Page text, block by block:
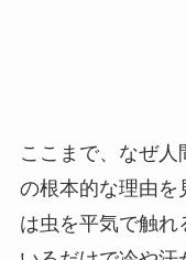
ここまで、なぜ
の根本的な理由を
は虫を平気で触れ